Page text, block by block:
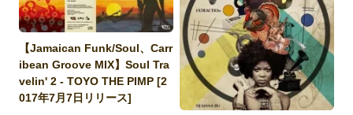
【Jamaican Funk/Soul、Carr
ibean Groove MIX】Soul Tra
velin' 2 - TOYO THE PIMP [2
017年7月7日リリース]